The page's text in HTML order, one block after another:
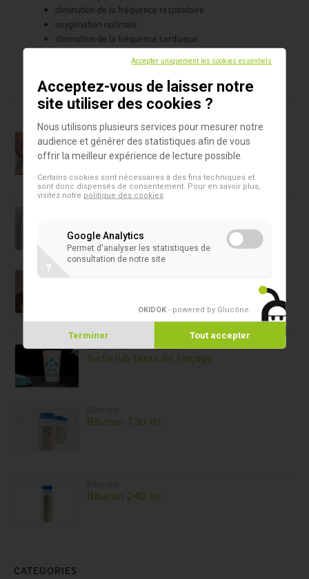
diminution de la fréquence respiratoire
oxygénation optimale
diminution de la fréquence cardiaque
Produits dans cet assortiment
La baignade en immersion
Couverture polaire TurtleTub
La baignade en immersion
TurtleTub tasse de rinçage
Biberon 130 ml
Biberon 240 ml
CATEGORIES
Accepter uniquement les cookies essentiels
Acceptez-vous de laisser notre
site utiliser des cookies ?
Nous utilisons plusieurs services pour mesurer notre
audience et générer des statistiques afin de vous
offrir la meilleur expérience de lecture possible.
Certains cookies sont nécessaires à des fins techniques et
sont donc dispensés de consentement. Pour en savoir plus,
visitez notre politique des cookies
Google Analytics
Permet d'analyser les statistiques de
consultation de notre site
?
OKIDOK - powered by Glucône.
Terminer Tout accepter